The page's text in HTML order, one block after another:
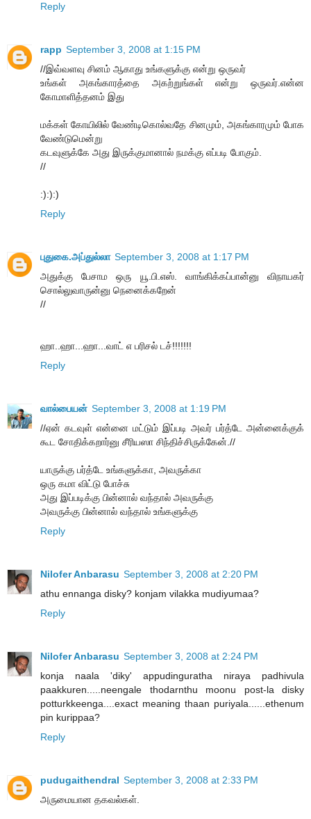
Reply
rapp September 3, 2008 at 1:15 PM
//இவ்வளவு சினம் ஆகாது உங்களுக்கு என்று ஒருவர்
உங்கள் அகங்காரத்தை அகற்றுங்கள் என்று ஒருவர்.என்ன
கோமாளித்தனம் இது
மக்கள் கோயிலில் வேண்டிகொல்வதே சினமும், அகங்காரமும் போக
வேண்டுமென்று
கடவுளுக்கே அது இருக்குமானால் நமக்கு எப்படி போகும்.
//
:):):)
Reply
புதுகை.அப்துல்லா September 3, 2008 at 1:17 PM
அதுக்கு பேசாம ஒரு யூ.பி.எஸ். வாங்கிக்கப்பான்னு விநாயகர்
சொல்லுவாருன்னு நெனைக்கறேன்
//
ஹா..ஹா...ஹா...வாட் எ பரிசல் டச்!!!!!!!
Reply
வால்பையன் September 3, 2008 at 1:19 PM
//ஏன் கடவுள் என்னை மட்டும் இப்படி அவர் பர்த்டே அன்னைக்குக்
கூட சோதிக்கறார்னு சீரியஸா சிந்திச்சிருக்கேன்.//
யாருக்கு பர்த்டே உங்களுக்கா, அவருக்கா
ஒரு கமா விட்டு போச்சு
அது இப்படிக்கு பின்னால் வந்தால் அவருக்கு
அவருக்கு பின்னால் வந்தால் உங்களுக்கு
Reply
Nilofer Anbarasu September 3, 2008 at 2:20 PM
athu ennanga disky? konjam vilakka mudiyumaa?
Reply
Nilofer Anbarasu September 3, 2008 at 2:24 PM
konja naala 'diky' appudinguratha niraya padhivula
paakkuren.....neengale thodarnthu moonu post-la disky
potturkkeenga....exact meaning thaan puriyala......ethenum
pin kurippaa?
Reply
pudugaithendral September 3, 2008 at 2:33 PM
அருமையான தகவல்கள்.